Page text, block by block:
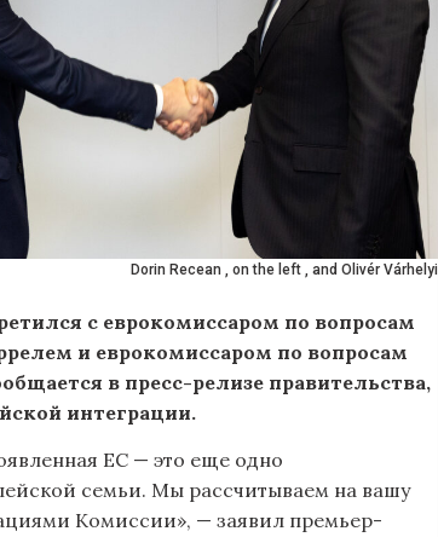
Dorin Recean , on the left , and Olivér Várhelyi
с еврокомиссаром по вопросам
и еврокомиссаром по вопросам
в пресс-релизе правительства,
интеграции.
ЕС — это еще одно
семьи. Мы рассчитываем на вашу
Комиссии», — заявил премьер-